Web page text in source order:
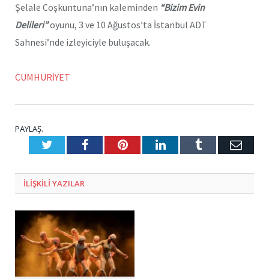
Şelale Coşkuntuna’nın kaleminden “Bizim Evin
Delileri”oyunu, 3 ve 10 Ağustos’ta İstanbul ADT
Sahnesi’nde izleyiciyle buluşacak.
CUMHURİYET
PAYLAŞ.
TwitterFacebookPinterestLinkedInTumblr E-
ILIŞKILI YAZILAR